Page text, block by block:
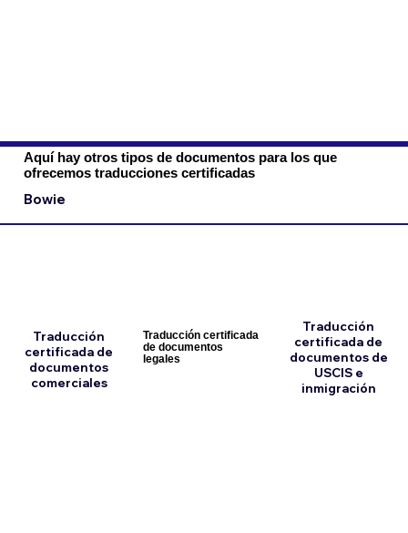
Aquí hay otros tipos de documentos para los que
ofrecemos traducciones certificadas
Bowie
Traducción
certificada de
documentos
comerciales
Traducción certificada
de documentos
legales
Traducción
certificada de
documentos de
USCIS e
inmigración